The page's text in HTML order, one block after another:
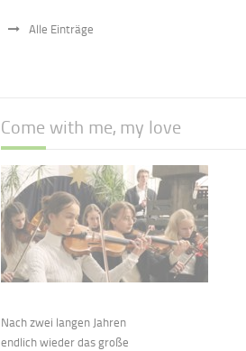
Alle Einträge
Come with me, my love
Nach zwei langen Jahren
endlich wieder das große